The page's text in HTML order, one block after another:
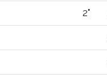
2"